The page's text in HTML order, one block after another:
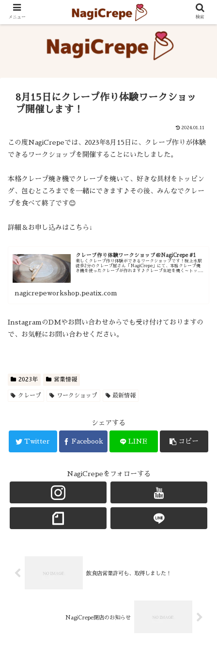
8月15日にクレープ作り体験ワークショッ
プ開催します！
2024.01.11
この度NagiCrepeでは、2023年8月15日に、クレープ作りが体験
できるワークショップを開催することにいたしました。
本格クレープ焼き機でクレープを焼いて、好きな具材をトッピン
グ、包むところまでを一緒にできます♪その後、みんなでクレー
プを食べて終了です😊
詳細＆お申し込みはこちら↓
クレープ作り体験ワークショップ＠NagiCrepe #1
楽しくクレープ作り体験ができるワークショップです！桜上水駅
徒歩2分のクレープ屋さん「NagiCrepe」にて、本格クレープ焼
き機を使ったクレープが作れます♪クレープ生地を焼く～トッ...
nagicrepeworkshop.peatix.com
InstagramのDMやお問い合わせからでも受け付けておりますの
で、お気軽にお問い合わせください。
2023年 営業情報
クレープ ワークショップ 最新情報
シェアする
Twitter Facebook LINE コピー
NagiCrepeをフォローする
飲食店営業許可も、取得しました！
NagiCrepe閉店のお知らせ
メニュー 検索